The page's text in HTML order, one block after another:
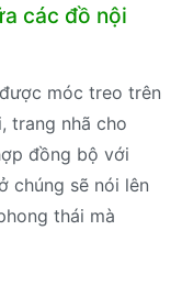
các đồ nội
móc treo trên
trang nhã cho
đồng bộ với
chúng sẽ nói lên
thái mà